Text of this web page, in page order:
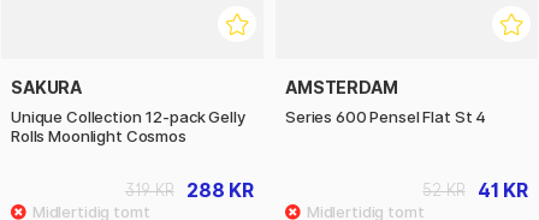
SAKURA
Unique Collection 12-pack Gelly
Rolls Moonlight Cosmos
288 KR
319 KR
AMSTERDAM
Series 600 Pensel Flat St 4
41 KR
52 KR